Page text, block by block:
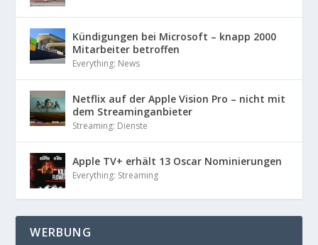
Kündigungen bei Microsoft – knapp 2000
Mitarbeiter betroffen
Everything: News
Netflix auf der Apple Vision Pro – nicht mit
dem Streaminganbieter
Streaming: Dienste
Apple TV+ erhält 13 Oscar Nominierungen
Everything: Streaming
WERBUNG